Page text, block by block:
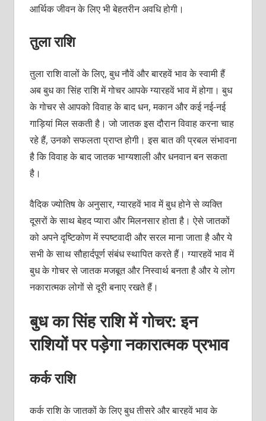
आर्थिक जीवन के लिए भी बेहतरीन अवधि होगी।
तुला राशि
तुला राशि वालों के लिए, बुध नौवें और बारहवें भाव के स्वामी हैं
अब बुध का सिंह राशि में गोचर आपके ग्यारहवें भाव में होगा। बुध
के गोचर से आपको विवाह के बाद धन, मकान और कई नई-नई
गाड़ियां मिल सकती है। जो जातक इस दौरान विवाह करना चाह
रहे हैं, उनको सफलता प्राप्त होगी। इस बात की प्रबल संभावना
है कि विवाह के बाद जातक भाग्यशाली और धनवान बन सकता
है।
वैदिक ज्योतिष के अनुसार, ग्यारहवें भाव में बुध होने से व्यक्ति
दूसरों के साथ बेहद प्यारा और मिलनसार होता है। ऐसे जातकों
को अपने दृष्टिकोण में स्पष्टवादी और सरल माना जाता है और ये
सभी के साथ सौहार्दपूर्ण संबंध स्थापित करते हैं। ग्यारहवें भाव में
बुध के गोचर से जातक मजबूत और निस्वार्थ बनता है और ये लोग
नकारात्मक लोगों से दूरी बनाए रखते हैं।
बुध का सिंह राशि में गोचर: इन
राशियों पर पड़ेगा नकारात्मक प्रभाव
कर्क राशि
कर्क राशि के जातकों के लिए बुध तीसरे और बारहवें भाव के